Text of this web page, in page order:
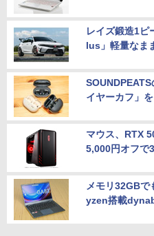
レイズ鍛造1ピ
lus」軽量なま
イヤーカフ」
マウス、RTX
5,000円オフで
メモリ32GBで
yzen搭載